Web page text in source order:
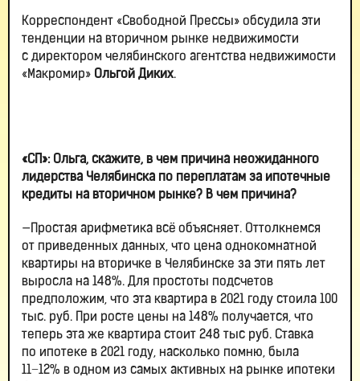
Корреспондент «Свободной Прессы» обсудила эти
тенденции на вторичном рынке недвижимости
с директором челябинского агентства недвижимости
«Макромир» Ольгой Диких.
«СП»: Ольга, скажите, в чем причина неожиданного
лидерства Челябинска по переплатам за ипотечные
кредиты на вторичном рынке? В чем причина?
—Простая арифметика всё объясняет. Оттолкнемся
от приведенных данных, что цена однокомнатной
квартиры на вторичке в Челябинске за эти пять лет
выросла на 148%. Для простоты подсчетов
предположим, что эта квартира в 2021 году стоила 100
тыс. руб. При росте цены на 148% получается, что
теперь эта же квартира стоит 248 тыс руб. Ставка
по ипотеке в 2021 году, насколько помню, была
11−12% в одном из самых активных на рынке ипотеки